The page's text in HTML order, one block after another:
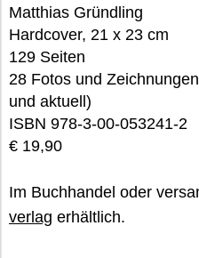
Matthias Gründling
Hardcover, 21 x 23 cm
129 Seiten
28 Fotos und
und aktuell)
ISBN 978-3-00-053241-2
€ 19,90
Im Buchhandel oder
verlag erhältlich.